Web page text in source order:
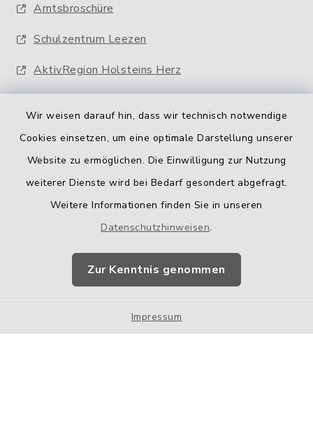
Wir weisen darauf hin, dass wir technisch notwendige
Cookies einsetzen, um eine optimale Darstellung unserer
Website zu ermöglichen. Die Einwilligung zur Nutzung
weiterer Dienste wird bei Bedarf gesondert abgefragt.
Weitere Informationen finden Sie in unseren
Datenschutzhinweisen.
Zur Kenntnis genommen
Impressum
Amtsbroschüre
Schulzentrum Leezen
AktivRegion Holsteins Herz
Barrierefreiheit
Impressum
Sitemap